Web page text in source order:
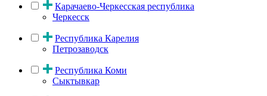
Карачаево-Черкесская республика
Черкесск
Республика Карелия
Петрозаводск
Республика Коми
Сыктывкар